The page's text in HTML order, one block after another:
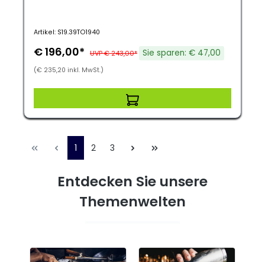
Artikel: S19.39TO1940
€ 196,00* UVP € 243,00* Sie sparen: € 47,00
(€ 235,20 inkl. MwSt.)
1 2 3
Entdecken Sie unsere
Themenwelten